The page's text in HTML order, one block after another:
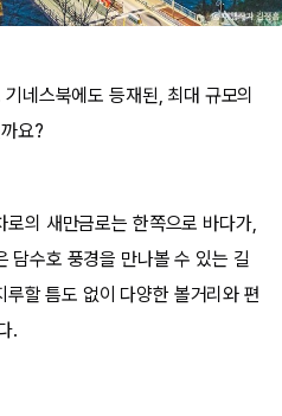
네스북에도 등재된, 최대 규모의
요?
의 새만금로는 한쪽으로 바다가,
담수호 풍경을 만나볼 수 있는 길
할 틈도 없이 다양한 볼거리와 편
.